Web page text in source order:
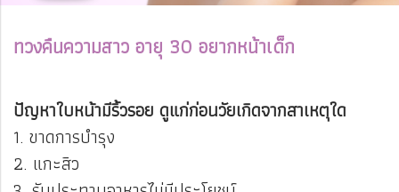
ทวงคืนความสาว อายุ 30 อยากหน้าเด็ก
ปัญหาใบหน้ามีริ้วรอย ดูแก่ก่อนวัยเกิดจากสาเหตุใด
1. ขาดการบำรุง
2. แกะสิว